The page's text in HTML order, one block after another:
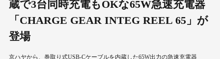
蔵で3台同時充電もOKな65W急速充電器
「CHARGE GEAR INTEG REEL 65」が
登場
京ハヤから、巻取り式USB-Cケーブルを内蔵した65W出力の急速充電器